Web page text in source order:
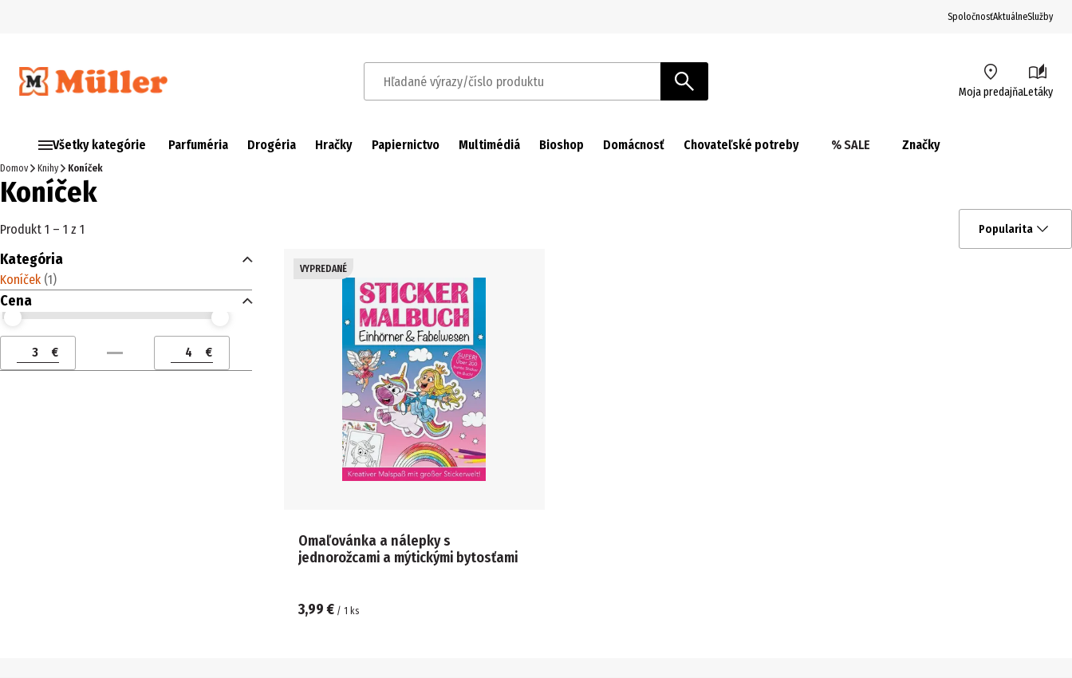
SpoločnosťAktuálneSlužby
Hľadané výrazy/číslo produktu Moja predajňaLetáky
Všetky kategórie Parfuméria Drogéria Hračky Papiernictvo Multimédiá Bioshop Domácnosť Chovateľské potreby % SALE Značky
Domov Knihy Koníček
Koníček
Produkt 1 – 1 z 1 Popularita
Kategória
Koníček (1)
Cena
Cena (€) od
Cena (€) do
Cena (€) od
€
Cena (€) do
€
VYPREDANÉ
Omaľovánka a nálepky s
jednorožcami a mýtickými bytosťami
3,99 € / 1 ks